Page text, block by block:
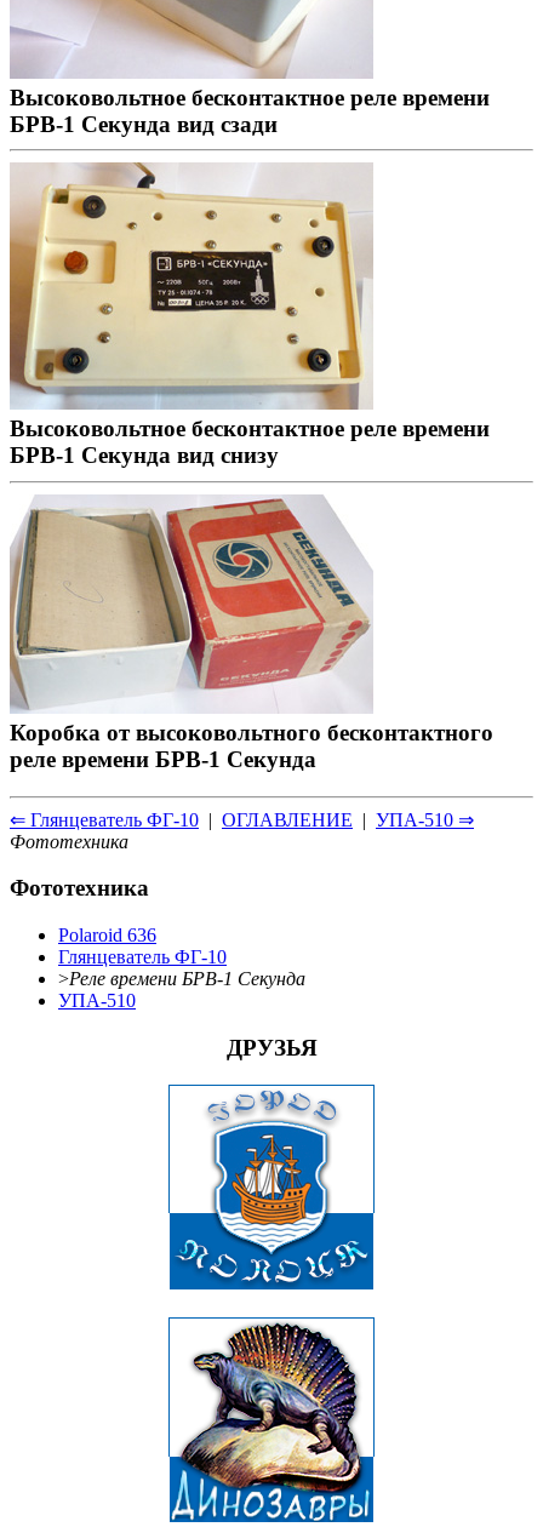
Высоковольтное бесконтактное реле времени
БРВ-1 Секунда вид сзади
Высоковольтное бесконтактное реле времени
БРВ-1 Секунда вид снизу
Коробка от высоковольтного бесконтактного
реле времени БРВ-1 Секунда
⇐ Глянцеватель ФГ-10 | ОГЛАВЛЕНИЕ | УПА-510 ⇒
Фототехника
Фототехника
Polaroid 636
Глянцеватель ФГ-10
>Реле времени БРВ-1 Секунда
УПА-510
ДРУЗЬЯ